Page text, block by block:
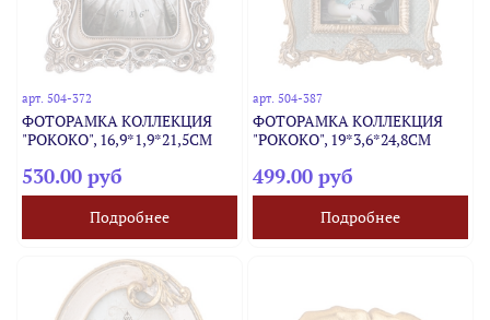
арт.504-372
ФОТОРАМКА КОЛЛЕКЦИЯ
"РОКОКО", 16,9*1,9*21,5CM
530.00 руб
Подробнее
арт. 504-387
ФОТОРАМКА КОЛЛЕКЦИЯ
"РОКОКО", 19*3,6*24,8CM
499.00 руб
Подробнее